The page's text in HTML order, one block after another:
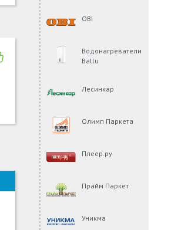
OBI
Водонагреватели
Ballu
Лесинкар
Олимп Паркета
Плеер.ру
Прайм Паркет
Уникма